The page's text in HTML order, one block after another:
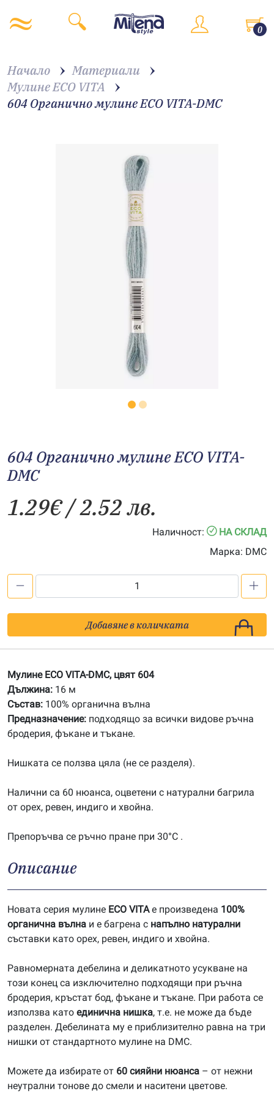
0
Начало
Материали
Мулине ECO VITA
604 Органично мулине ECO VITA-DMC
604 Органично мулине ECO VITA-
DMC
1.29€/ 2.52 лв.
Наличност:
НА СКЛАД
Марка: DMC
Органично
мулине
VITA-
DMC
Добавяне в количката
Мулине ECO VITA-DMC, цвят 604
Дължина: 16 м
Състав: 100% органична вълна
Предназначение: подходящо за всички видове ръчна
бродерия, фъкане и тъкане.
Нишката се ползва цяла (не се разделя).
Налични са 60 нюанса, оцветени с натурални багрила
от орех, ревен, индиго и хвойна.
Препоръчва се ръчно пране при 30°C .
Описание
Новата серия мулине ECO VITAе произведена 100%
органична вълна и е багрена с напълно натурални
съставки като орех, ревен, индиго и хвойна.
Равномерната дебелина и деликатното усукване на
този конец са изключително подходящи при ръчна
бродерия, кръстат бод, фъкане и тъкане. При работа се
използва като единична нишка, т.е. не може да бъде
разделен. Дебелината му е приблизително равна на три
нишки от стандартното мулине на DMC.
Можете да избирате от 60 сияйни нюанса – от нежни
неутрални тонове до смели и наситени цветове.